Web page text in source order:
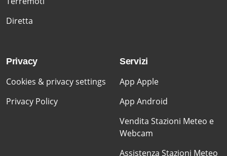
Diretta
Privacy
Cookies & privacy settings
Privacy Policy
Servizi
App Apple
App Android
Vendita Stazioni Meteo e
Webcam
Assistenza Stazioni Meteo